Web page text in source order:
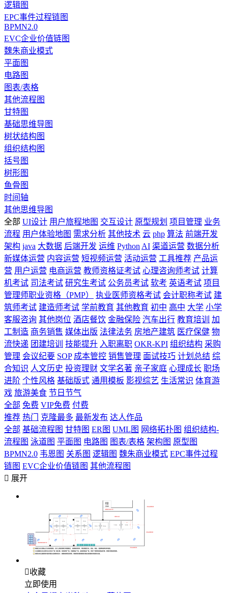
逻辑图
EPC事件过程链图
BPMN2.0
EVC企业价值链图
魏朱商业模式
平面图
电路图
图表/表格
其他流程图
甘特图
基础思维导图
树状结构图
组织结构图
括号图
树形图
鱼骨图
时间轴
其他思维导图
全部 UI设计 用户旅程地图 交互设计 原型规划 项目管理 业务
流程 用户体验地图 需求分析 其他技术 云 php 算法 前端开发
架构 java 大数据 后端开发 运维 Python AI 渠道运营 数据分析
新媒体运营 内容运营 短视频运营 活动运营 工具推荐 产品运
营 用户运营 电商运营 教师资格证考试 心理咨询师考试 计算
机考试 司法考试 研究生考试 公务员考试 软考 英语考试 项目
管理师职业资格（PMP）
执业医师资格考试 会计职称考试 建
筑师考试 建造师考试 学前教育 其他教育 初中 高中 大学 小学
客服咨询 其他岗位 酒店餐饮 金融保险 汽车出行 教育培训
加
工制造 商务销售 媒体出版 法律法务 房地产建筑 医疗保健 物
流快递 团建培训 技能提升 入职离职 OKR-KPI 组织结构 采购
管理 会议纪要 SOP 成本管控 销售管理 面试技巧 计划总结 综
合知识 人文历史 投资理财 文学名著 亲子家庭 心理成长 职场
进阶 个性风格 基础版式 通用模板 影视综艺 生活常识 体育游
戏 旅游美食 节日节气
全部 免费 VIP免费 付费
推荐 热门 克隆最多 最新发布 达人作品
全部 基础流程图 甘特图 ER图 UML图 网络拓扑图 组织结构-
流程图 泳道图 平面图 电路图 图表/表格 架构图 原型图
BPMN2.0 韦恩图 关系图 逻辑图 魏朱商业模式 EPC事件过程
链图 EVC企业价值链图 其他流程图
 展开
收藏
立即使用